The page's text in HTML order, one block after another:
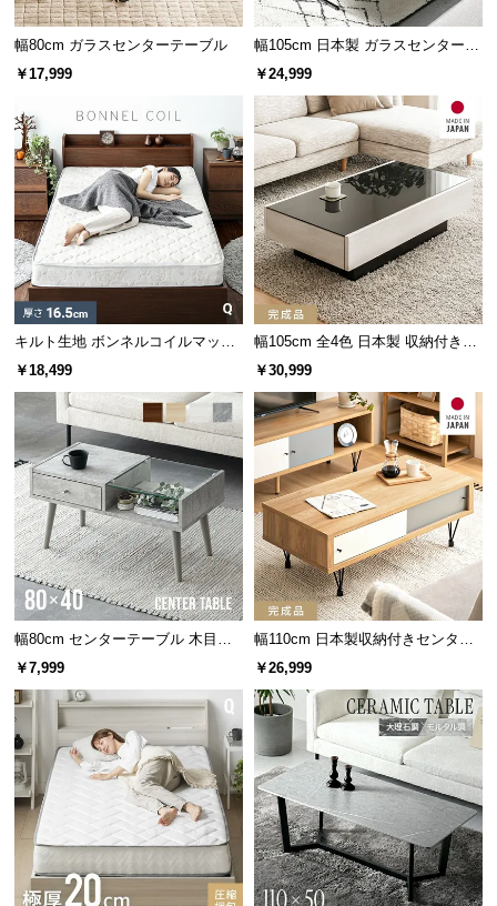
o.,
安心・安全の強化ガラス製
天板は厚さ約8㎜の強化ガラス。通
常のガラスより3・5倍
の強度を持
ち、割れにくく安心です。
サッと拭くだけ簡単お手入れ
木材とは違い、汚れてもシミになりにくく、サッと
ひと拭きで本来の輝きを取り戻します。
天板はネジでがっちり固定
ガラス天板は4ヵ所のネジでしっかりと固定していま
す。簡単にフレームから離れることがなく安全で
す。
幅80cm ガラスセンターテーブル
￥17,999
幅105cm 日本製 ガラスセンターテ
ーブル
￥24,999
キルト生地 ボンネルコイルマット
レス Q
￥18,499
幅105cm 全4色 日本製 収納付きセ
ンターテーブル
￥30,999
幅80cm センターテーブル 木目調/
モルタル調
￥7,999
幅110cm 日本製収納付きセンター
テーブル TCT-007
￥26,999